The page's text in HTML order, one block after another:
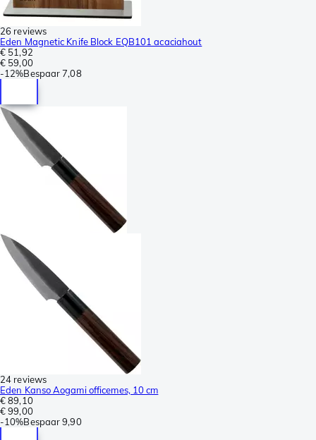
26 reviews
Eden Magnetic Knife Block EQB101 acaciahout
€ 51,92
€ 59,00
-12%Bespaar 7,08
24 reviews
Eden Kanso Aogami officemes, 10 cm
€ 89,10
€ 99,00
-10%Bespaar 9,90